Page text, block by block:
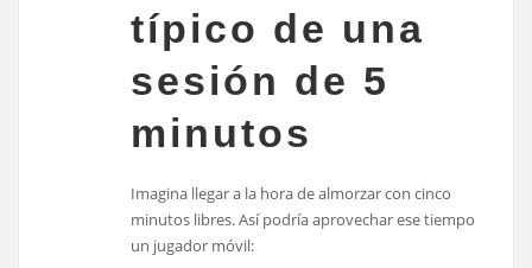
típico de una
sesión de 5
minutos
Imagina llegar a la hora de almorzar con cinco
minutos libres. Así podría aprovechar ese tiempo
un jugador móvil: